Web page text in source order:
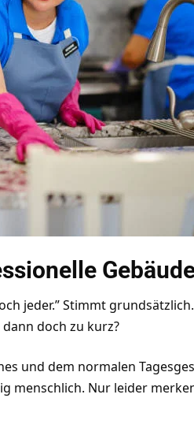
jeder.” Stimmt
doch zu kurz?
und dem normalen
menschlich. Nur leider